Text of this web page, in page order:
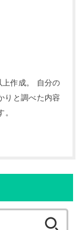
作成。 自分の
りと調べた内容